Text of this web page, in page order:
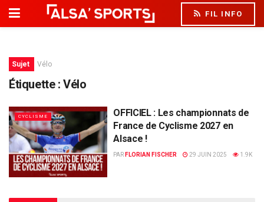
FIL INFO
Sujet Vélo
Étiquette :Vélo
CYCLISME
OFFICIEL : Les championnats de
France de Cyclisme 2027 en
Alsace !
PAR FLORIAN FISCHER 29 JUIN 2025 1.9K